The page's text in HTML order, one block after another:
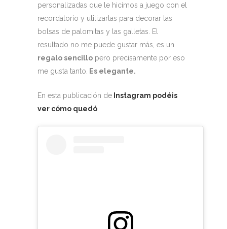
personalizadas que le hicimos a juego con el
recordatorio y utilizarlas para decorar las
bolsas de palomitas y las galletas. El
resultado no me puede gustar más, es un
regalo sencillo pero precisamente por eso
me gusta tanto.
Es elegante.
En esta publicación de Instagram podéis
ver cómo quedó